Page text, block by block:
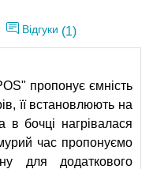
Відгуки (1)
пропонує ємність
її встановлюють на
бочці нагрівалася
час пропонуємо
для додаткового